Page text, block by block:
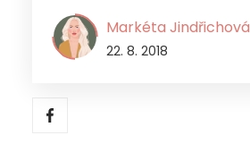
Markéta Jindřichová
22. 8. 2018